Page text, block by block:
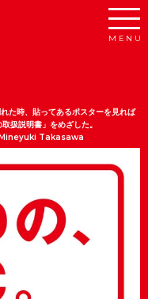
た時、貼ってあるポスターを見れば
扱説明書」をめざした。
Takasawa